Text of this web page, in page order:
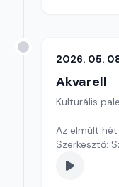
2026. 05.
Akvarell
Kulturális
Az elmúlt
Szerkesztő: